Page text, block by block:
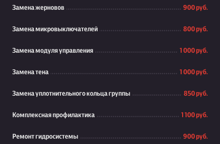
Замена жерновов 900 руб.
Замена микровыключателей 800 руб.
Замена модуля управления 1 000 руб.
Замена тена 1 000 руб.
Замена уплотнительного кольца группы 850 руб.
Комплексная профилактика 1 100 руб.
Ремонт гидросистемы 900 руб.